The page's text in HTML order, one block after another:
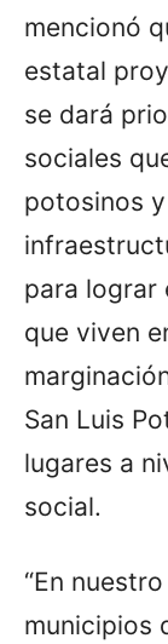
mencionó
estatal
se dará
sociales
potosinos
para lograr
que viven
San Luis
lugares a
social.
“En
municipios